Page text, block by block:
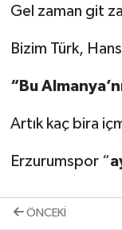
Gel zaman git
Bizim Türk,
“Bu
Artık kaç bira
Erzurumspor “
ÖNCEKI